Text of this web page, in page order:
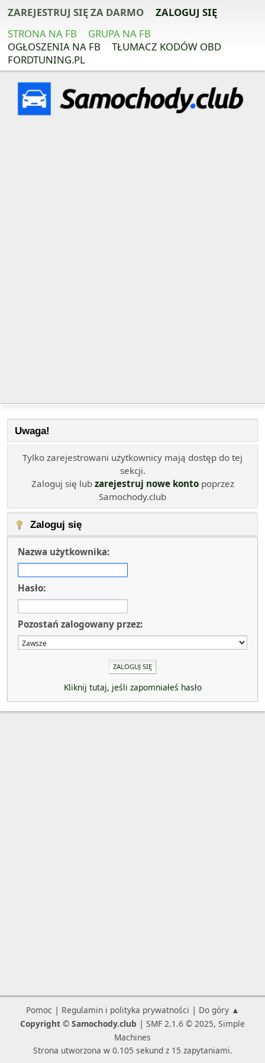
ZAREJESTRUJ SIĘ ZA DARMO
ZALOGUJ SIĘ
STRONA NA FB
GRUPA NA FB
OGŁOSZENIA NA FB
TŁUMACZ KODÓW OBD
FORDTUNING.PL
Uwaga!
Tylko zarejestrowani użytkownicy mają dostęp do tej
sekcji.
Zaloguj się lub zarejestruj nowe kontopoprzez
Samochody.club
Zaloguj się
Nazwa użytkownika:
Hasło:
Pozostań zalogowany przez:
Kliknij tutaj, jeśli zapomniałeś hasło
Pomoc | Regulamin i polityka prywatności | Do góry ▲
Copyright © Samochody.club | SMF 2.1.6 © 2025, Simple
Machines
Strona utworzona w 0.105 sekund z 15 zapytaniami.